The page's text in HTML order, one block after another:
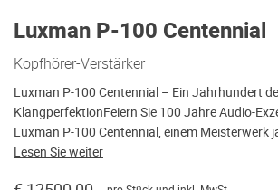
Luxman P-100 Centennial
Kopfhörer-Verstärker
Luxman P-100 Centennial – Ein Jahrhundert
KlangperfektionFeiern Sie 100 Jahre Audio-
Luxman P-100 Centennial, einem Meisterwerk
Lesen Sie weiter